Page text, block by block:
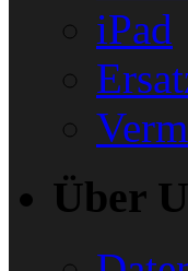
iPad
Über